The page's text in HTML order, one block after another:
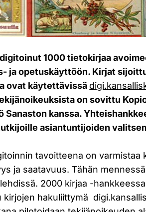
1000 tietokirjaa
ja opetuskäyttöön. Kirjat
ovat käytettävissä
on sovittu
Sanaston kanssa.
asiantuntijoiden
tavoitteena on
ja saatavuus. Tähän
2000 kirjaa -
kirjojen hakuliittymä